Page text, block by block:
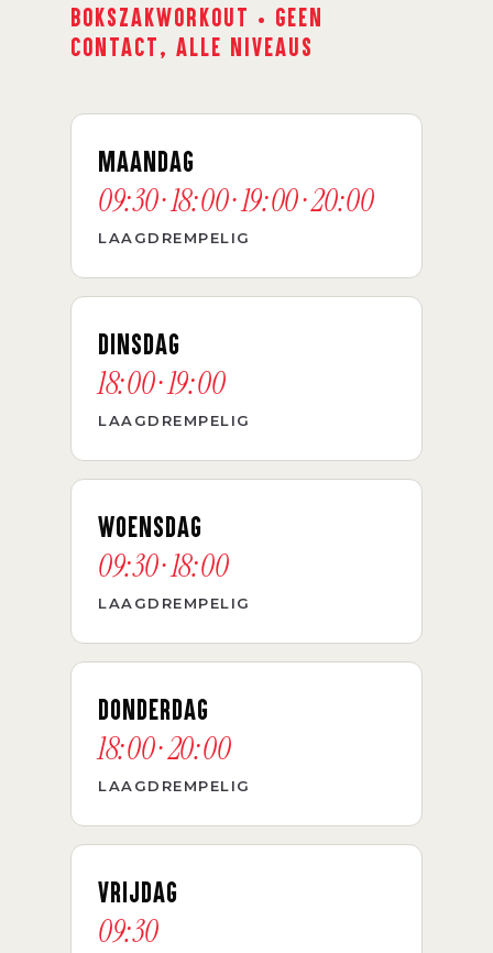
BOKSZAKWORKOUT · GEEN
CONTACT, ALLE NIVEAUS
MAANDAG
09:30 · 18:00 · 19:00 · 20:00
LAAGDREMPELIG
DINSDAG
18:00 · 19:00
LAAGDREMPELIG
WOENSDAG
09:30 · 18:00
LAAGDREMPELIG
DONDERDAG
18:00 · 20:00
LAAGDREMPELIG
VRIJDAG
09:30